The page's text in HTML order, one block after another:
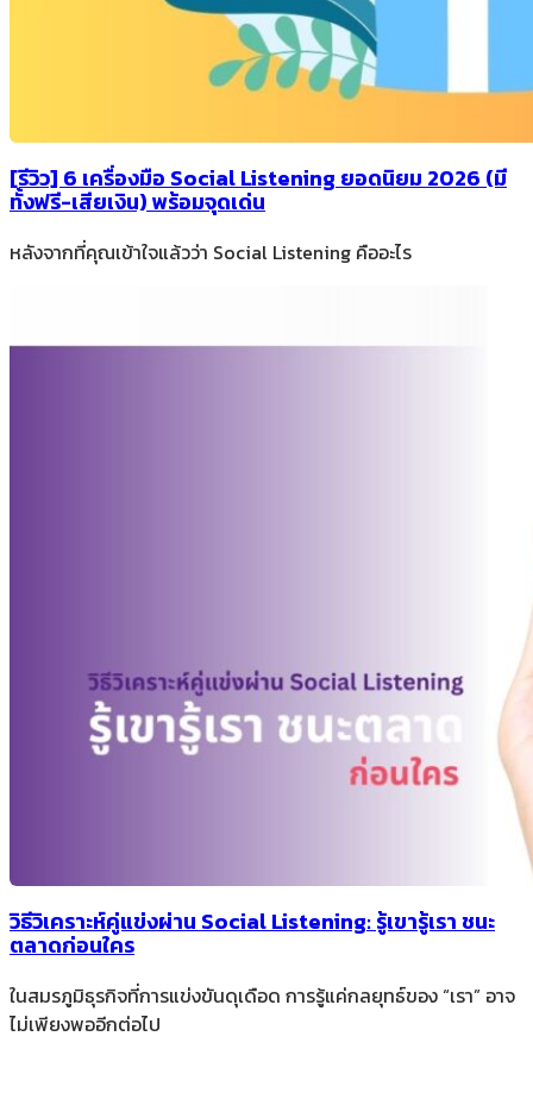
[รีวิว] 6 เครื่องมือ Social Listening ยอดนิยม 2026 (มี
ทั้งฟรี-เสียเงิน) พร้อมจุดเด่น
หลังจากที่คุณเข้าใจแล้วว่า Social Listening คืออะไร
วิธีวิเคราะห์คู่แข่งผ่าน Social Listening: รู้เขารู้เรา ชนะ
ตลาดก่อนใคร
ในสมรภูมิธุรกิจที่การแข่งขันดุเดือด การรู้แค่กลยุทธ์ของ “เรา” อาจ
ไม่เพียงพออีกต่อไป